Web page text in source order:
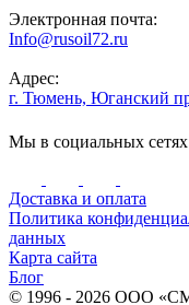
Электронная почта:
Info@rusoil72.ru
Адрес:
г. Тюмень, Юганский
Мы в социальных
Доставка и оплата
Политика
данных
Карта сайта
Блог
© 1996 - 2026 ООО